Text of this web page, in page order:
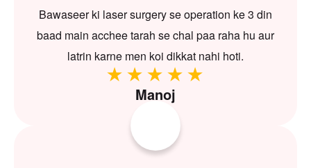
Bawaseer ki laser surgery se operation ke 3 din
baad main acchee tarah se chal paa raha hu aur
latrin karne men koi dikkat nahi hoti.
Manoj